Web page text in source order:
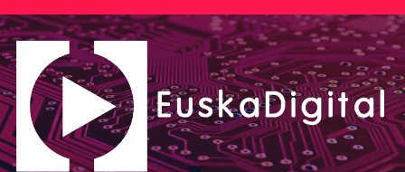
Saltar
al
contenido